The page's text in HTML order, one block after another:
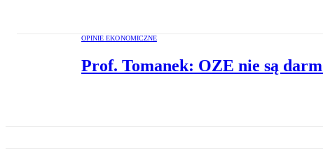
OPINIE EKONOMICZNE
Prof. Tomanek: OZE nie są